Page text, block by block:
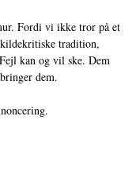
Fordi vi ikke tror på et
tradition,
kan og vil ske. Dem
dem.